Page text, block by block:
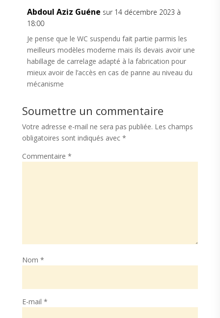
Abdoul Aziz Guéne sur 14 décembre 2023 à
18:00
Je pense que le WC suspendu fait partie parmis les
meilleurs modèles moderne mais ils devais avoir une
habillage de carrelage adapté à la fabrication pour
mieux avoir de l’accès en cas de panne au niveau du
mécanisme
Soumettre un commentaire
Votre adresse e-mail ne sera pas publiée. Les champs
obligatoires sont indiqués avec *
Commentaire *
Nom *
E-mail *